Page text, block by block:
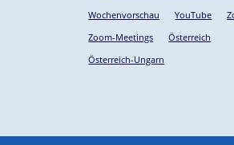
Wochenvorschau
YouTube
Zoom-Meetings
Österreich
Österreich-Ungarn